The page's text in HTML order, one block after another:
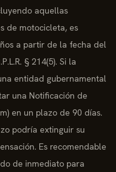
aquellas
de motocicleta, es
a partir de la fecha del
§ 214(5). Si la
entidad gubernamental
una Notificación de
en un plazo de 90 días.
podría extinguir su
Es recomendable
de inmediato para